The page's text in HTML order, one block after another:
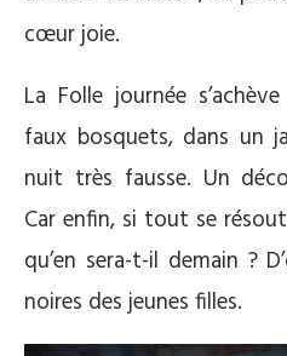
cœur joie.
La Folle journée
faux bosquets, dans un
nuit très fausse. Un
Car enfin, si tout se
qu’en sera-t-il demain ?
noires des jeunes filles.